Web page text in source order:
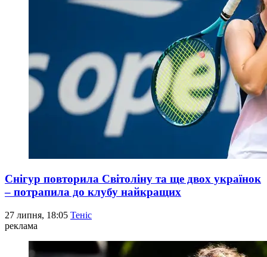
Снігур повторила Світоліну та ще двох українок
– потрапила до клубу найкращих
27 липня, 18:05 Теніс
реклама